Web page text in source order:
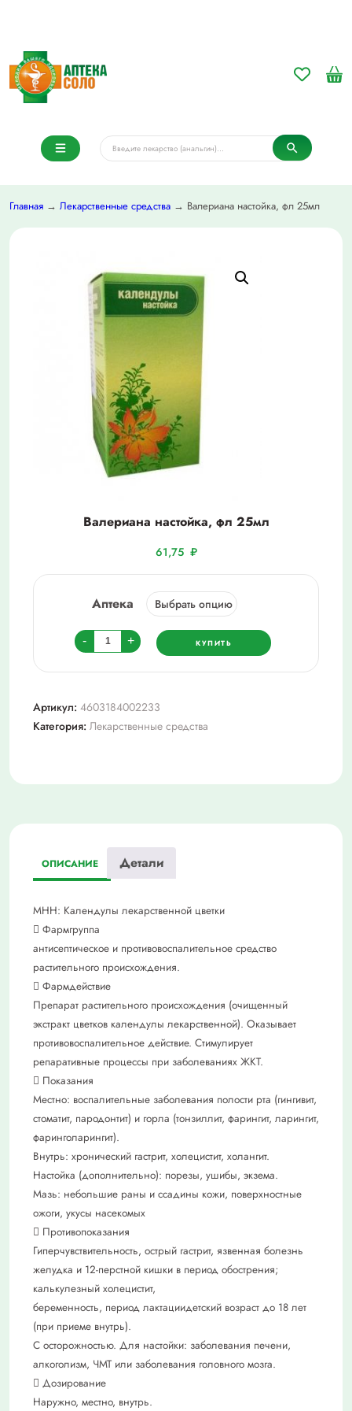
Главная → Лекарственные средства → Валериана настойка, фл 25мл
Валериана настойка, фл 25мл
61,75 ₽
Аптека
-
Количество
товара
Валериана
фл
25мл
+ КУПИТЬ
Артикул: 4603184002233
Категория: Лекарственные средства
ОПИСАНИЕ Детали
МНН: Календулы лекарственной цветки
 Фармгруппа
антисептическое и противовоспалительное средство
растительного происхождения.
 Фармдействие
Препарат растительного происхождения (очищенный
экстракт цветков календулы лекарственной). Оказывает
противовоспалительное действие. Стимулирует
репаративные процессы при заболеваниях ЖКТ.
 Показания
Местно: воспалительные заболевания полости рта (гингивит,
стоматит, пародонтит) и горла (тонзиллит, фарингит, ларингит,
фаринголарингит).
Внутрь: хронический гастрит, холецистит, холангит.
Настойка (дополнительно): порезы, ушибы, экзема.
Мазь: небольшие раны и ссадины кожи, поверхностные
ожоги, укусы насекомых
 Противопоказания
Гиперчувствительность, острый гастрит, язвенная болезнь
желудка и 12-перстной кишки в период обострения;
калькулезный холецистит,
беременность, период лактациидетский возраст до 18 лет
(при приеме внутрь).
С осторожностью. Для настойки: заболевания печени,
алкоголизм, ЧМТ или заболевания головного мозга.
 Дозирование
Наружно, местно, внутрь.